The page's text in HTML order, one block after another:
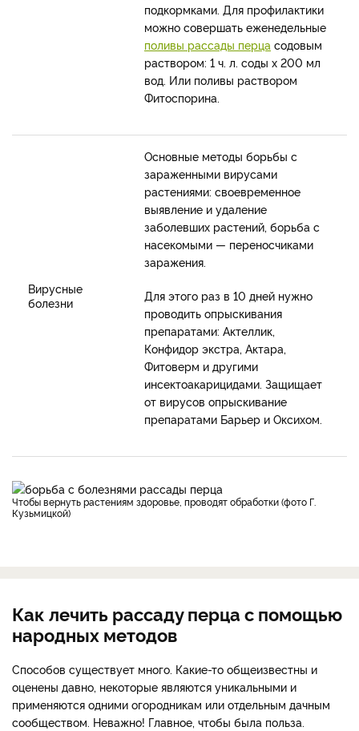
подкормками. Для профилактики
можно совершать еженедельные
поливы рассады перца содовым
раствором: 1 ч. л. соды х 200 мл
вод. Или поливы раствором
Фитоспорина.
Вирусные
болезни
Основные методы борьбы с
зараженными вирусами
растениями: своевременное
выявление и удаление
заболевших растений, борьба с
насекомыми — переносчиками
заражения.
Для этого раз в 10 дней нужно
проводить опрыскивания
препаратами: Актеллик,
Конфидор экстра, Актара,
Фитоверм и другими
инсектоакарицидами. Защищает
от вирусов опрыскивание
препаратами Барьер и Оксихом.
Чтобы вернуть растениям здоровье, проводят обработки (фото Г.
Кузьмицкой)
Как лечить рассаду перца с помощью
народных методов
Способов существует много. Какие-то общеизвестны и
оценены давно, некоторые являются уникальными и
применяются одними огородникам или отдельным дачным
сообществом. Неважно! Главное, чтобы была польза.